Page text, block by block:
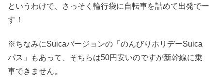
というわけで、さっそく輪行袋に自転車を詰めて出発でー
す！
※ちなみにSuicaバージョンの「のんびりホリデーSuica
パス」もあって、そちらは50円安いのですが新幹線に乗
車できません。